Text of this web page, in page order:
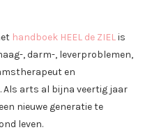
handboek HEEL de ZIELis
, darm-, leverproblemen,
en
arts al bijna veertig jaar
nieuwe generatie te
leven.